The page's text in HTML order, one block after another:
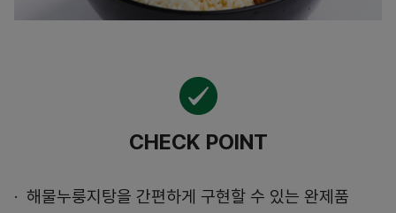
CHECK POINT
해물누룽지탕을 간편하게 구현할 수 있는 완제품